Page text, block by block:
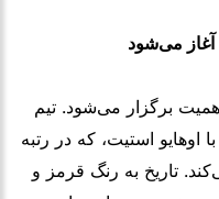
آغاز می‌شود
برگزار می‌شود. تیم
با اوهایو استیت، که در رتبه
تاریخ به رنگ قرمز و